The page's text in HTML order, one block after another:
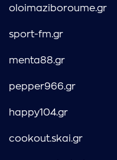
oloimaziboroume.gr
sport-fm.gr
menta88.gr
pepper966.gr
happy104.gr
cookout.skai.gr